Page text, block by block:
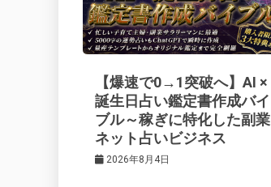
ゲ
ー
シ
ョ
【爆速で0→1突破へ】AI ×
誕生日占い鑑定書作成バイ
ブル～稼ぎに特化した副業
ネット占いビジネス
2026年8月4日